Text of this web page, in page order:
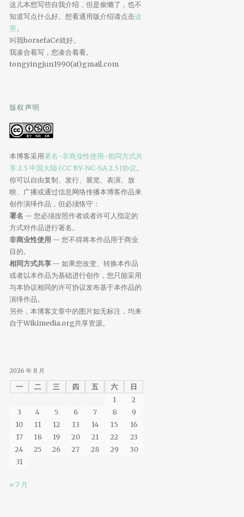
这儿本想写些自我介绍，但是偷懒了，也不
知道写点什么好。想看通用版介绍请点击这
里。
叫我horsefaCe就好。
我凑合着写，您凑合着看。
tongyingjun1990(at)gmail.com
版权声明
本博客采用署名-非商业性使用-相同方式共
享 2.5 中国大陆 (CC BY-NC-SA 2.5)协议。
你可以自由复制、发行、展览、表演、放
映、广播或通过信息网络传播本博客作品来
创作演绎作品，但必须恪守：
署名 — 您必须按照作者或者许可人指定的
方式对作品进行署名。
非商业性使用 — 您不得将本作品用于商业
目的。
相同方式共享 — 如果您改变、转换本作品
或者以本作品为基础进行创作，您只能采用
与本协议相同的许可协议发布基于本作品的
演绎作品。
另外，本博客文章中的图片如无标注，均来
自于Wikimedia.org共享资源。
2026 年 8 月
一 二 三 四 五 六
日
1
2
3
4 5 6 7 8
9
10
11 12 13 14 15
16
17
18 19 20 21 22
23
24
25 26 27 28 29
30
31
« 7 月